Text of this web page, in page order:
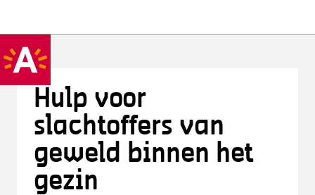
Hulp voor
slachtoffers van
geweld binnen het
gezin